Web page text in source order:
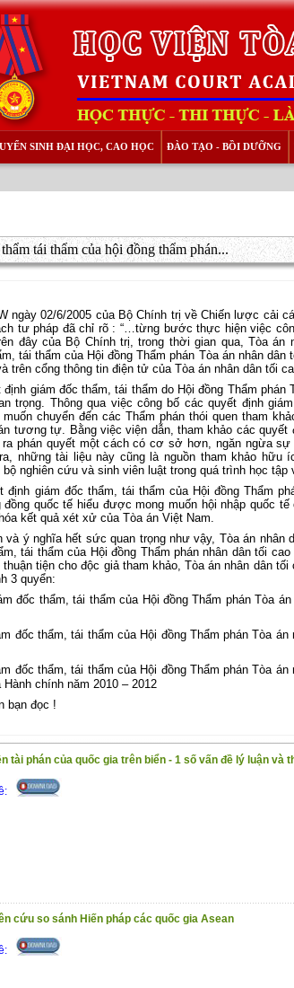
SINH ĐẠI HỌC, CAO HỌC ĐÀO TẠO - BỒI DƯỠNG
tái thẩm của hội đồng thẩm phán...
ngày 02/6/2005 của Bộ Chính trị về Chiến lược cải
tư pháp đã chỉ rõ : “…từng bước thực hiện việc
đây của Bộ Chính trị, trong thời gian qua, Tòa án
tái thẩm của Hội đồng Thẩm phán Tòa án nhân dân
trên cổng thông tin điện tử của Tòa án nhân dân tối
giám đốc thẩm, tái thẩm do Hội đồng Thẩm phán
trọng. Thông qua việc công bố các quyết định
chuyển đến các Thẩm phán thói quen tham
tương tự. Bằng việc viện dẫn, tham khảo các quyết
phán quyết một cách có cơ sở hơn, ngăn ngừa
những tài liệu này cũng là nguồn tham khảo hữu
nghiên cứu và sinh viên luật trong quá trình học tập
định giám đốc thẩm, tái thẩm của Hội đồng Thẩm
đồng quốc tế hiểu được mong muốn hội nhập quốc
kết quả xét xử của Tòa án Việt Nam.
ý nghĩa hết sức quan trọng như vậy, Tòa án nhân
tái thẩm của Hội đồng Thẩm phán nhân dân tối
tiện cho độc giả tham khảo, Tòa án nhân dân tối
3 quyển:
đốc thẩm, tái thẩm của Hội đồng Thẩm phán Tòa
đốc thẩm, tái thẩm của Hội đồng Thẩm phán Tòa
đốc thẩm, tái thẩm của Hội đồng Thẩm phán Tòa
chính năm 2010 – 2012
bạn đọc !
tài phán của quốc gia trên biển - 1 số vấn đề lý luận và
cứu so sánh Hiến pháp các quốc gia Asean